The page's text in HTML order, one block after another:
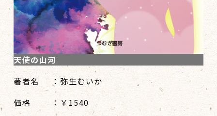
天使の山河
著者名
：弥生むいか
価格
：￥1540